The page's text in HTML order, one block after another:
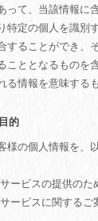
って、当該情報に
特定の個人を識別
することができ、
こととなるものを
る情報を意味する
的
様の個人情報を、
ービスの提供のた
サービスに関する